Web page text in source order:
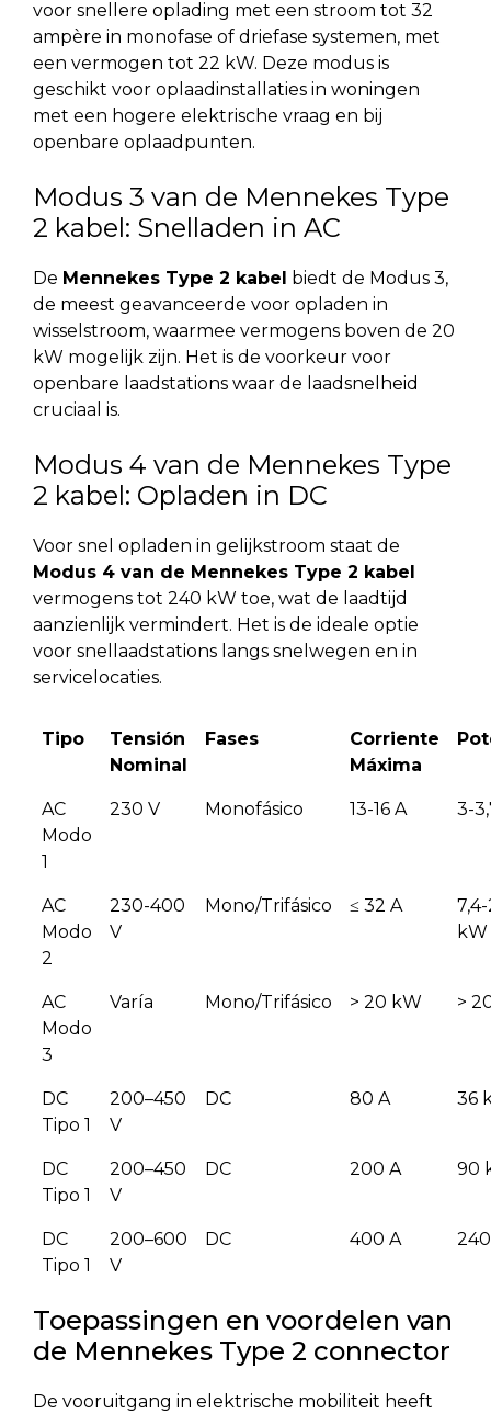
voor snellere oplading met een stroom tot 32
ampère in monofase of driefase systemen, met
een vermogen tot 22 kW. Deze modus is
geschikt voor oplaadinstallaties in woningen
met een hogere elektrische vraag en bij
openbare oplaadpunten.
Modus 3 van de Mennekes Type
2 kabel: Snelladen in AC
De Mennekes Type 2 kabel biedt de Modus 3,
de meest geavanceerde voor opladen in
wisselstroom, waarmee vermogens boven de 20
kW mogelijk zijn. Het is de voorkeur voor
openbare laadstations waar de laadsnelheid
cruciaal is.
Modus 4 van de Mennekes Type
2 kabel: Opladen in DC
Voor snel opladen in gelijkstroom staat de
Modus 4 van de Mennekes Type 2 kabel
vermogens tot 240 kW toe, wat de laadtijd
aanzienlijk vermindert. Het is de ideale optie
voor snellaadstations langs snelwegen en in
servicelocaties.
Tipo
Tensión
Nominal
Fases
Corriente
Máxima
AC
Modo
1
230 V Monofásico 13-16 A 3-
AC
Modo
2
230-400
V
Mono/Trifásico ≤ 32 A
kW
AC
Modo
3
Varía Mono/Trifásico > 20 kW >
DC
Tipo 1
200–450
V
DC 80 A 36
DC
Tipo 1
200–450
V
DC 200 A 90
DC
Tipo 1
200–600
V
DC 400 A
Toepassingen en voordelen van
de Mennekes Type 2 connector
De vooruitgang in elektrische mobiliteit heeft